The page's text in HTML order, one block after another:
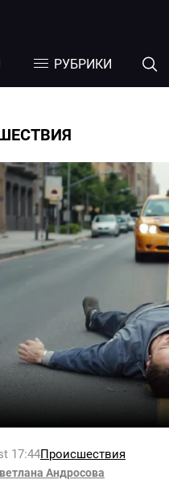
РУБРИКИ
17:44Происшествия
Андросова